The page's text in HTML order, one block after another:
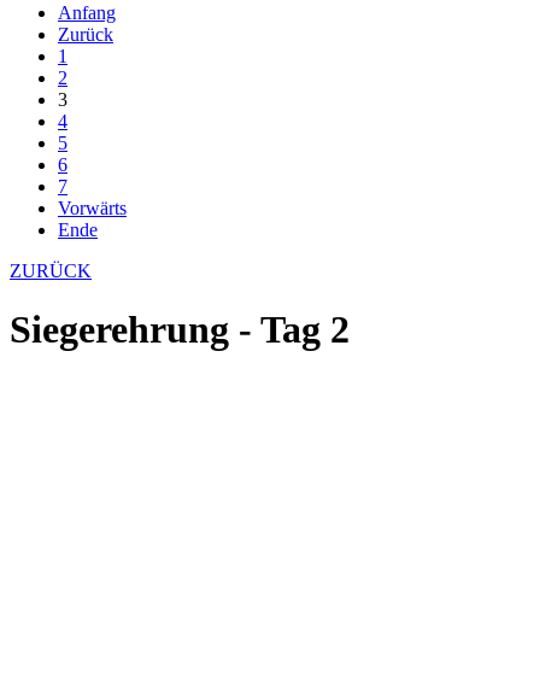
Anfang
Zurück
1
2
3
4
5
6
7
Vorwärts
Ende
ZURÜCK
Siegerehrung - Tag 2